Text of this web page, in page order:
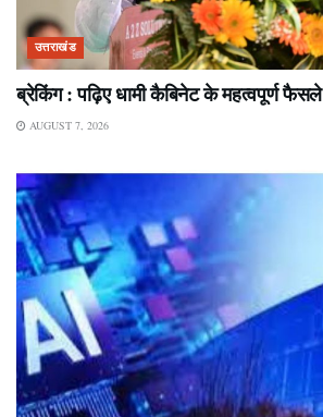
उत्तराखंड
ब्रेकिंग : पढ़िए धामी कैबिनेट के महत्वपूर्ण फैसले
AUGUST 7, 2026